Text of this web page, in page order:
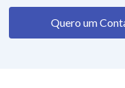
Quero um